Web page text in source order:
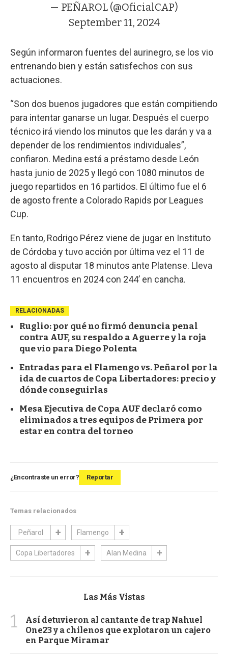
— PEÑAROL (@OficialCAP)
September 11, 2024
Según informaron fuentes del aurinegro, se los vio
entrenando bien y están satisfechos con sus
actuaciones.
“Son dos buenos jugadores que están compitiendo
para intentar ganarse un lugar. Después el cuerpo
técnico irá viendo los minutos que les darán y va a
depender de los rendimientos individuales”,
confiaron. Medina está a préstamo desde León
hasta junio de 2025 y llegó con 1080 minutos de
juego repartidos en 16 partidos. El último fue el 6
de agosto frente a Colorado Rapids por Leagues
Cup.
En tanto, Rodrigo Pérez viene de jugar en Instituto
de Córdoba y tuvo acción por última vez el 11 de
agosto al disputar 18 minutos ante Platense. Lleva
11 encuentros en 2024 con 244’ en cancha.
RELACIONADAS
Ruglio: por qué no firmó denuncia penal
contra AUF, su respaldo a Aguerre y la roja
que vio para Diego Polenta
Entradas para el Flamengo vs. Peñarol por la
ida de cuartos de Copa Libertadores: precio y
dónde conseguirlas
Mesa Ejecutiva de Copa AUF declaró como
eliminados a tres equipos de Primera por
estar en contra del torneo
¿Encontraste un error? Reportar
Temas relacionados
Peñarol Flamengo
Copa Libertadores Alan Medina
Las Más Vistas
1
Así detuvieron al cantante de trap Nahuel
One23 y a chilenos que explotaron un cajero
en Parque Miramar